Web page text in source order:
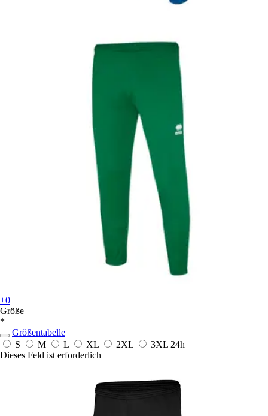
+0
Größe
*
Größentabelle
S
M L XL 2XL 3XL 24h
Dieses Feld ist erforderlich